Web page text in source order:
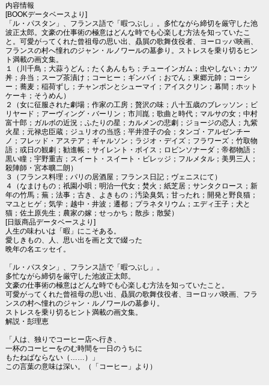
内容情報
[BOOKデータベースより]
「ル・パスタン」、フランス語で「暇つぶし」。多忙ながら締切を厳守した池
波正太郎。文豪の仕事術の極意はどんな時でも心楽しむ方法を知っていたこ
と。可愛がってくれた曾祖母の思い出、贔屓の歌舞伎役者、ヨーロッパ映画、
フランスの村へ憧れのジャン・ルノワールの墓参り。ストレスを乗り切るヒン
ト満載の画文集。
１（川千鳥；大蒜うどん；たくあんもち；チューインガム；虫やしない；カツ
丼；弁当；スープ茶漬け；コーヒー；ギンバイ；おでん；東郷元帥；コーシ
ー；蕎麦；稲荷ずし；チャンポンとシューマイ；アイスクリン；幕間；ホット
ケーキ；そうめん）
２（女に征服された劇場；作家の工房；贅沢の味；八十五歳のブレッソン；ビ
リヤード；アーヴィング・バーリン；市川崑；歌曲と時代；マルサの女；中村
富十郎；ガルボの近況；ふたりの星；カルメンの悲劇；ジョージの恋人；九紫
火星；元禄忠臣蔵；ジュリオの当惑；平井澄子の会；タンゴ・アルゼンチー
ノ；フレッド・アステア；ギャルソン；ラジオ・デイズ；フラワーズ；竹取物
語；或日の観劇；勧進帳；サイレント・ボイス；ロビンソナーダ；帝都物語；
黒い瞳；宇野重吉；スイート・スイート・ビレッジ；フルメタル；美男三人；
殺陣師・宮本曠二朗）
３（フランス料理；パリの居酒屋；フランス日記；ヴェニスにて）
４（なまけもの；祇園小唄；明治一代女；焚火；紙芝居；サンタクロース；新
年の竹馬；蕪；法事；古き、よきもの；汚染臭気；甘ったれ；開発と野良猫；
マユとヒゲ；気学；越中・井波；遷都；プラネタリウム；エディ王子；犬と
猫；佐土原先生；農家の嫁；せっかち；散歩；散髪）
[日販商品データベースより]
人生の味わいは「暇」にこそある。
愛しきもの、人、思い出を画と文で綴った
晩年の名エッセイ。
「ル・パスタン」、フランス語で「暇つぶし」。
多忙ながら締切を厳守した池波正太郎。
文豪の仕事術の極意はどんな時でも心楽しむ方法を知っていたこと。
可愛がってくれた曾祖母の思い出、贔屓の歌舞伎役者、ヨーロッパ映画、フラ
ンスの村へ憧れのジャン・ルノワールの墓参り。
ストレスを乗り切るヒント満載の画文集。
解説・彭理恵
「人は、独りでコーヒー店へ行き、
一杯のコーヒーをのむ時間を一日のうちに
もたねばならない（……）」
この言葉の意味は深い。（「コーヒー」より）